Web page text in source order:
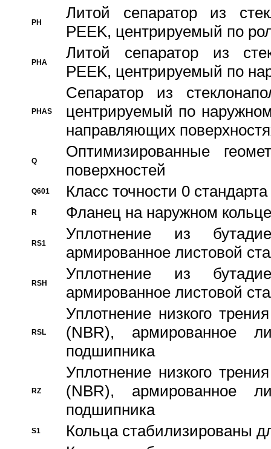
PH
Литой сепаратор из
PEEK, центрируемый по
PHA
Литой сепаратор из
PEEK, центрируемый по
PHAS
Сепаратор из
центрируемый по
направляющих
Q
Оптимизированные
поверхностей
Q601 Класс точности 0
R Фланец на наружном кольце
RS1
Уплотнение из
армированное листовой
RSH
Уплотнение из
армированное листовой
RSL
Уплотнение низкого
(NBR), армированное
подшипника
RZ
Уплотнение низкого
(NBR), армированное
подшипника
S1 Кольца стабилизированы